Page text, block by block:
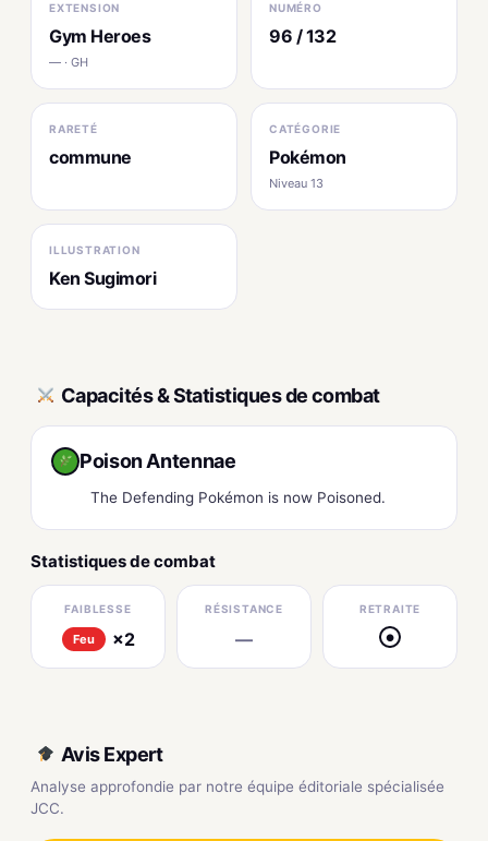
EXTENSION
Gym Heroes
— · GH
NUMÉRO
96 / 132
RARETÉ
commune
CATÉGORIE
Pokémon
Niveau 13
ILLUSTRATION
Ken Sugimori
Capacités & Statistiques de combat
Poison Antennae
The Defending Pokémon is now Poisoned.
Statistiques de combat
FAIBLESSE
Feu ×2
RÉSISTANCE
—
RETRAITE
●
Avis Expert
Analyse approfondie par notre équipe éditoriale spécialisée
JCC.